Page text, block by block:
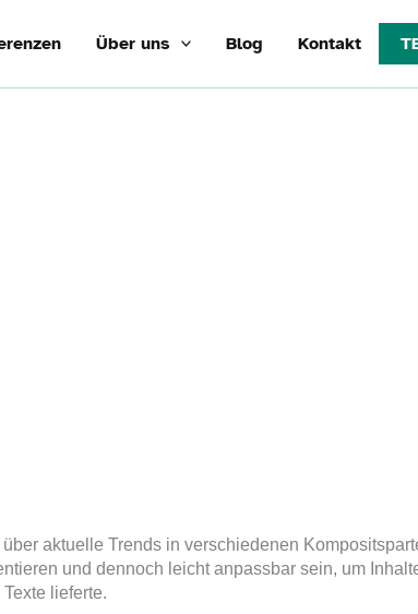
Über uns Blog Kontakt
aktuelle Trends in verschiedenen
und dennoch leicht anpassbar sein, um
lieferte.